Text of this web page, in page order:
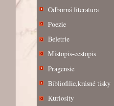
Odborná literatura
Poezie
Beletrie
Místopis-cestopis
Pragensie
Bibliofilie,krásné tisky
Kuriosity